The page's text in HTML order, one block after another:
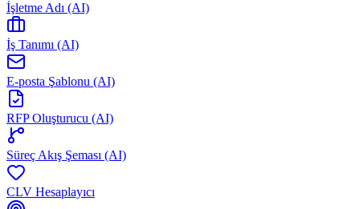
İşletme Adı (AI)
İş Tanımı (AI)
E-posta Şablonu (AI)
RFP Oluşturucu (AI)
Süreç Akış Şeması (AI)
CLV Hesaplayıcı